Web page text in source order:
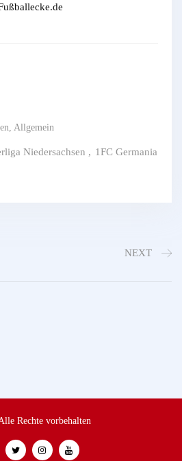
Allgemein
Niedersachsen , 1FC Germania
NEXT
Rechte vorbehalten